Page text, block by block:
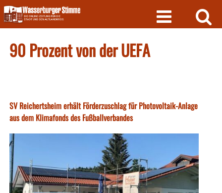
Skip
to
content
90 Prozent von der UEFA
SV Reichertsheim erhält Förderzuschlag für Photovoltaik-Anlage
aus dem Klimafonds des Fußballverbandes